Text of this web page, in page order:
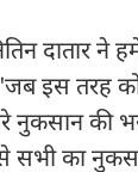
दातार ने
इस तरह
की
सभी का